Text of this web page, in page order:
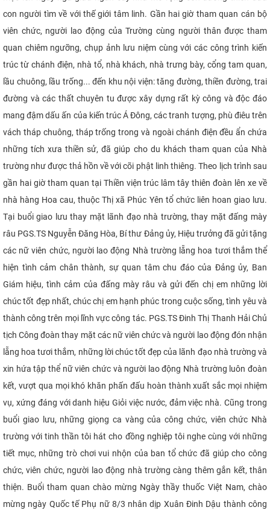
con người tìm về với thế giới tâm linh. Gần hai giờ tham quan cán bộ
viên chức, người lao động của Trường cùng người thân được tham
quan chiêm ngưỡng, chụp ảnh lưu niệm cùng với các công trình kiến
trúc từ chánh điện, nhà tổ, nhà khách, nhà trưng bày, cổng tam quan,
lầu chuông, lầu trống... đến khu nội viện: tăng đường, thiền đường, trai
đường và các thất chuyên tu được xây dựng rất kỳ công và độc đáo
mang đậm dấu ấn của kiến trúc Á Đông, các tranh tượng, phù điêu trên
vách tháp chuông, tháp trống trong và ngoài chánh điện đều ẩn chứa
những tích xưa thiền sử, đã giúp cho du khách tham quan của Nhà
trường như được thả hồn về với cõi phật linh thiêng. Theo lịch trình sau
gần hai giờ tham quan tại Thiền viện trúc lâm tây thiên đoàn lên xe về
nhà hàng Hoa cau, thuộc Thị xã Phúc Yên tổ chức liên hoan giao lưu.
Tại buổi giao lưu thay mặt lãnh đạo nhà trường, thay mặt đấng mày
râu PGS.TS Nguyễn Đăng Hòa, Bí thư Đảng ủy, Hiệu trưởng đã gửi tặng
các nữ viên chức, người lao động Nhà trường lẵng hoa tươi thắm thể
hiện tình cảm chân thành, sự quan tâm chu đáo của Đảng ủy, Ban
Giám hiệu, tình cảm của đấng mày râu và gửi đến chị em những lời
chúc tốt đẹp nhất, chúc chị em hạnh phúc trong cuộc sống, tình yêu và
thành công trên mọi lĩnh vực công tác. PGS.TS Đinh Thị Thanh Hải Chủ
tịch Công đoàn thay mặt các nữ viên chức và người lao động đón nhận
lẵng hoa tươi thắm, những lời chúc tốt đẹp của lãnh đạo nhà trường và
xin hứa tập thể nữ viên chức và người lao động Nhà trường luôn đoàn
kết, vượt qua mọi khó khăn phấn đấu hoàn thành xuất sắc mọi nhiệm
vụ, xứng đáng với danh hiệu Giỏi việc nước, đảm việc nhà. Cũng trong
buổi giao lưu, những giọng ca vàng của công chức, viên chức Nhà
trường với tinh thần tôi hát cho đồng nghiệp tôi nghe cùng với những
tiết mục, những trò chơi vui nhộn của ban tổ chức đã giúp cho công
chức, viên chức, người lao động nhà trường càng thêm gắn kết, thân
thiện. Buổi tham quan chào mừng Ngày thầy thuốc Việt Nam, chào
mừng ngày Quốc tế Phụ nữ 8/3 nhân dịp Xuân Đinh Dậu thành công